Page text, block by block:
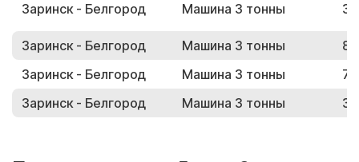
Заринск - Белгород Машина 3 тонны
Заринск - Белгород Машина 3 тонны
Заринск - Белгород
Машина 3 тонны
Заринск - Белгород
Машина 3 тонны